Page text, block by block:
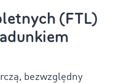
(FTL)
bezwzględny